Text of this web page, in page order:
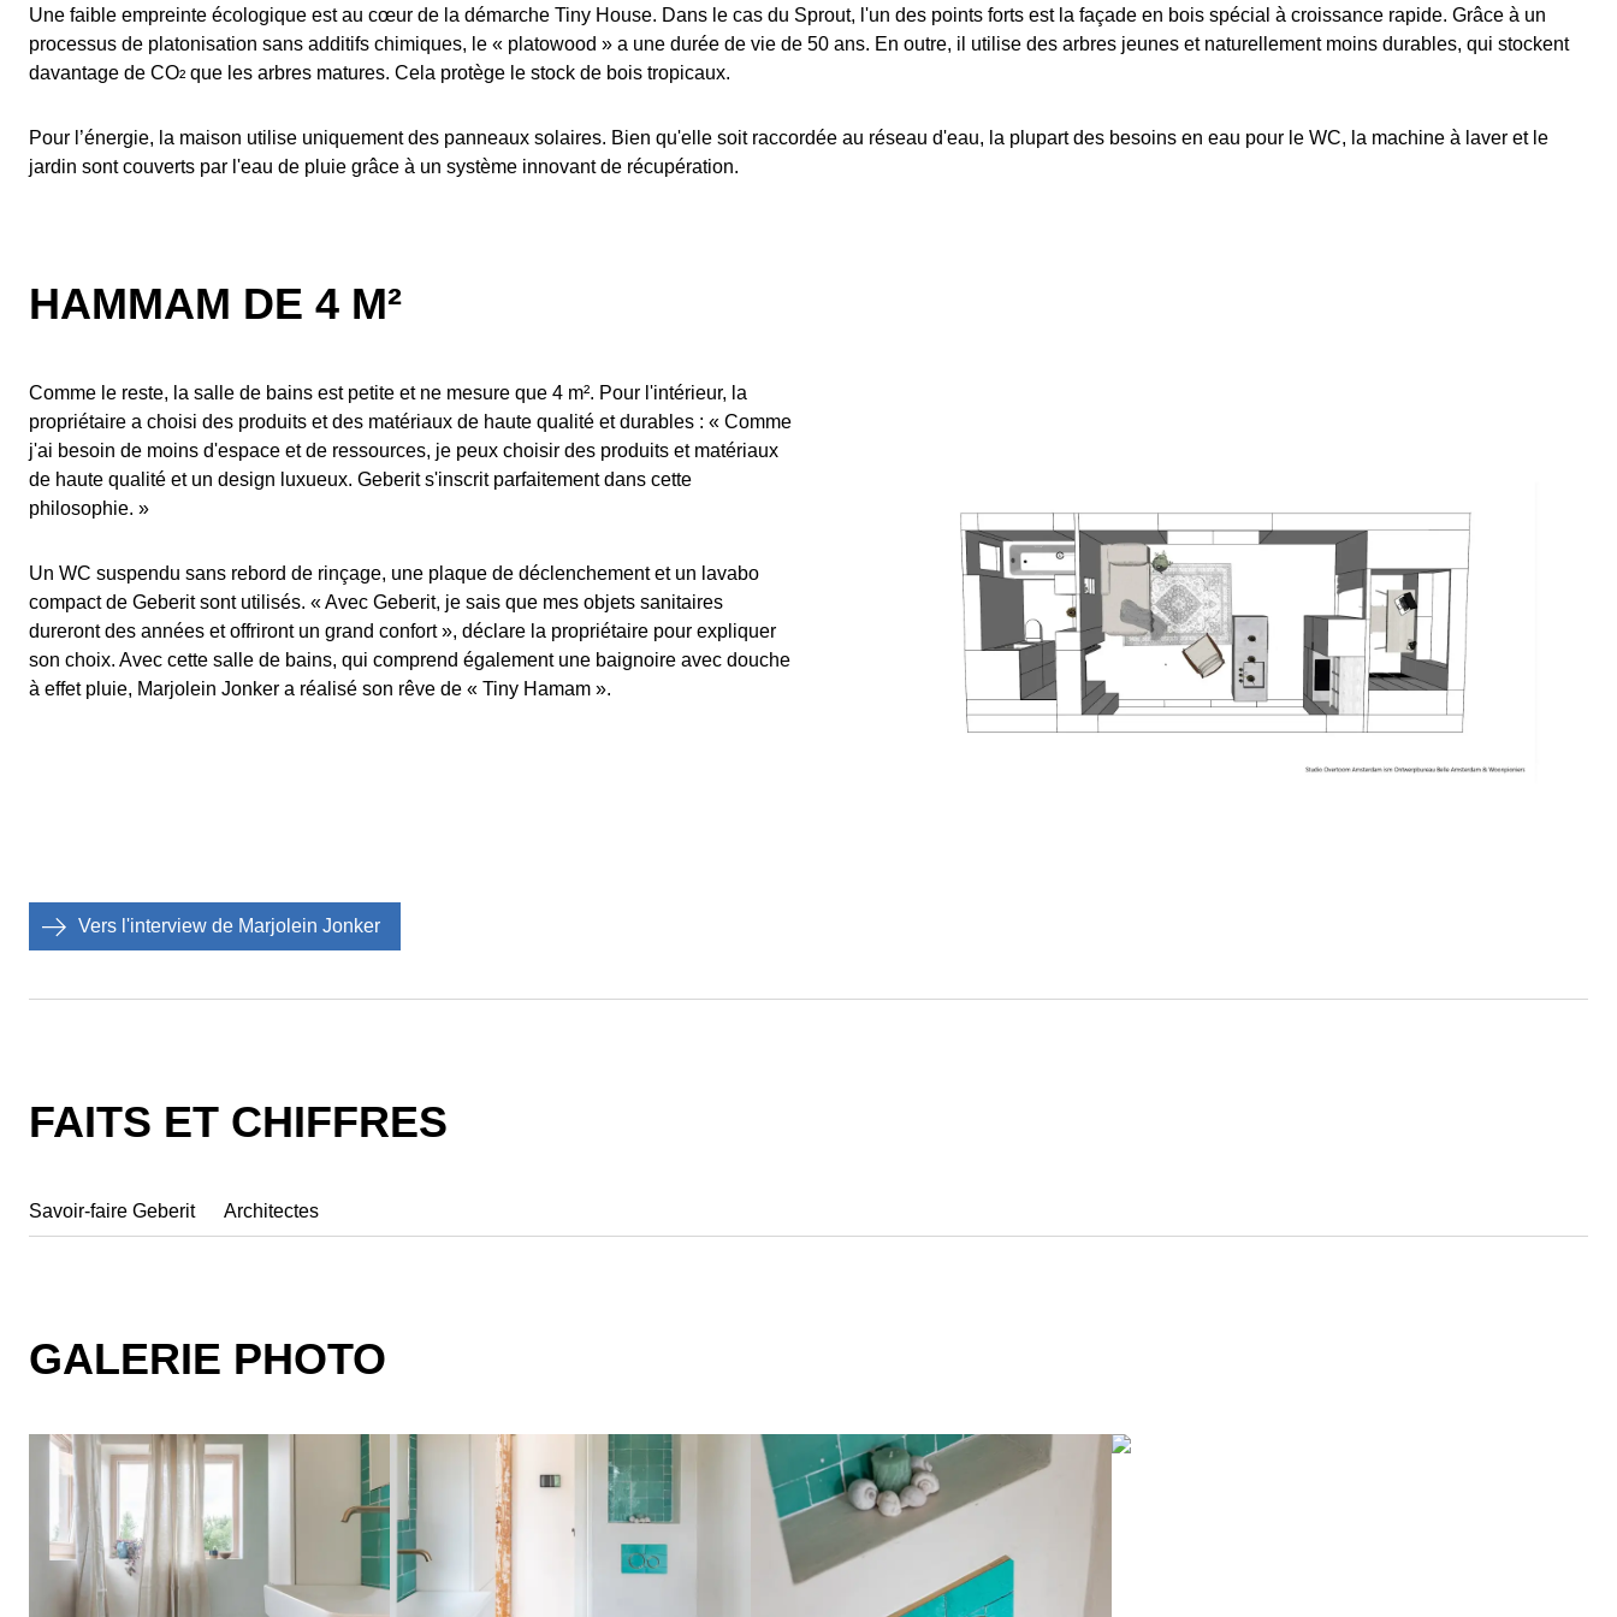
Une faible empreinte écologique est au cœur de la démarche Tiny House. Dans le cas du Sprout, l'un des points forts est la façade en bois spécial à croissance rapide. Grâce à un
processus de platonisation sans additifs chimiques, le « platowood » a une durée de vie de 50 ans. En outre, il utilise des arbres jeunes et naturellement moins durables, qui stockent
davantage de CO² que les arbres matures. Cela protège le stock de bois tropicaux.
Pour l’énergie, la maison utilise uniquement des panneaux solaires. Bien qu'elle soit raccordée au réseau d'eau, la plupart des besoins en eau pour le WC, la machine à laver et le
jardin sont couverts par l'eau de pluie grâce à un système innovant de récupération.
HAMMAM DE 4 M²
Comme le reste, la salle de bains est petite et ne mesure que 4 m². Pour l'intérieur, la
propriétaire a choisi des produits et des matériaux de haute qualité et durables : « Comme
j'ai besoin de moins d'espace et de ressources, je peux choisir des produits et matériaux
de haute qualité et un design luxueux. Geberit s'inscrit parfaitement dans cette
philosophie. »
Un WC suspendu sans rebord de rinçage, une plaque de déclenchement et un lavabo
compact de Geberit sont utilisés. « Avec Geberit, je sais que mes objets sanitaires
dureront des années et offriront un grand confort », déclare la propriétaire pour expliquer
son choix. Avec cette salle de bains, qui comprend également une baignoire avec douche
à effet pluie, Marjolein Jonker a réalisé son rêve de « Tiny Hamam ».
Vers l'interview de Marjolein Jonker
FAITS ET CHIFFRES
Savoir-faire Geberit Architectes
GALERIE PHOTO